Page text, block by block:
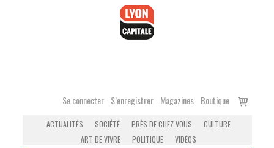
Se connecter S’enregistrer Magazines Boutique
Voir
ACTUALITÉS SOCIÉTÉ PRÈS DE CHEZ VOUS
CULTURE
ART DE VIVRE
POLITIQUE VIDÉOS